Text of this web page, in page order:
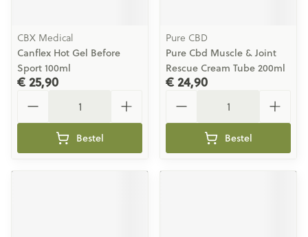
CBX Medical
Canflex Hot Gel Before
Sport 100ml
€ 25,90
Bestel
Pure CBD
Pure Cbd Muscle & Joint
Rescue Cream Tube 200ml
€ 24,90
Bestel